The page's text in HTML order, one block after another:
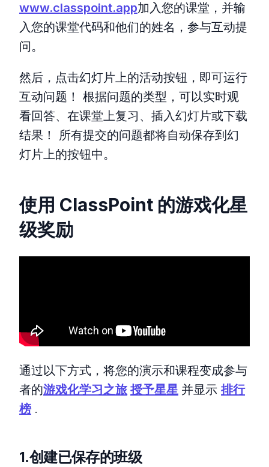
www.classpoint.app加入您的课堂，并输
入您的课堂代码和他们的姓名，参与互动提
问。
然后，点击幻灯片上的活动按钮，即可运行
互动问题！ 根据问题的类型，可以实时观
看回答、在课堂上复习、插入幻灯片或下载
结果！ 所有提交的问题都将自动保存到幻
灯片上的按钮中。
使用 ClassPoint 的游戏化星
级奖励
通过以下方式，将您的演示和课程变成参与
者的游戏化学习之旅 授予星星 并显示 排行
榜 .
1.创建已保存的班级